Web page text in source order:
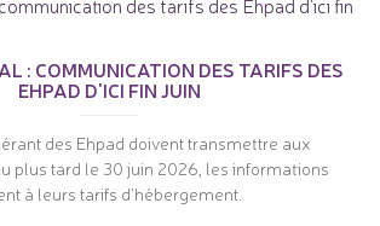
: COMMUNICATION DES TARIFS DES
EHPAD D'ICI FIN JUIN
des Ehpad doivent transmettre aux
plus tard le 30 juin 2026, les informations
à leurs tarifs d'hébergement.